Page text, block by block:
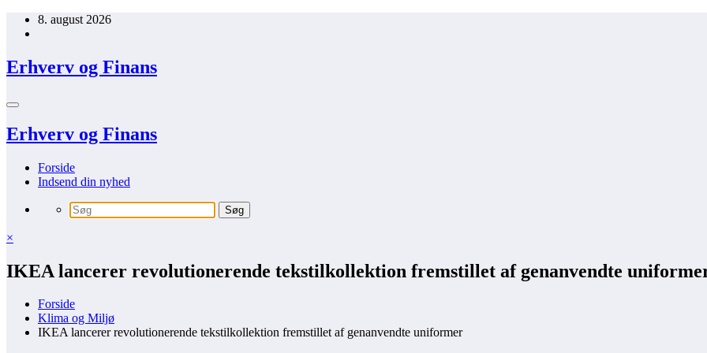
Videre8. august 2026
Erhverv og Finans
Erhverv og Finans
Forside
Indsend din nyhed
×
IKEA lancerer revolutionerende tekstilkollektion fremstillet af genanvendte
Forside
Klima og Miljø
IKEA lancerer revolutionerende tekstilkollektion fremstillet af genanvendte uniformer